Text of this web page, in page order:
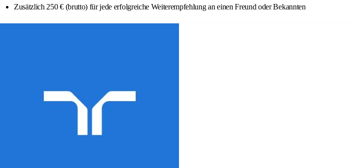
Zusätzlich 250 € (brutto) für jede erfolgreiche Weiterempfehlung an einen Freund oder Bekannten